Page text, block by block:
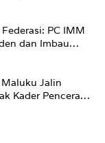
PC IMM
dan Imbau
Putih Di
Jalin
Kader Pencerah
dari Kampus”